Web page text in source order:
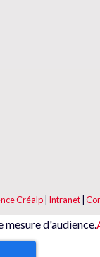
Créalp Intranet
mesure d'audience.